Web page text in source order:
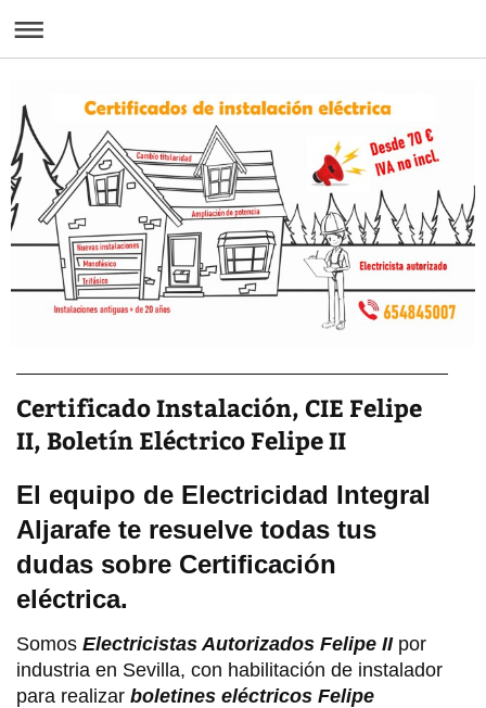
Certificado Instalación, CIE Felipe
II, Boletín Eléctrico Felipe II
El equipo de Electricidad Integral
Aljarafe te resuelve todas tus
dudas sobre Certificación
eléctrica.
Somos Electricistas Autorizados Felipe IIpor
industria en Sevilla, con habilitación de instalador
para realizar boletines eléctricos Felipe